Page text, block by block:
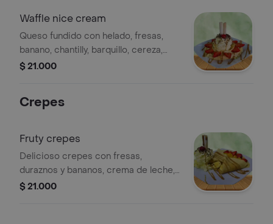
Waffle nice cream
Queso fundido con helado, fresas,
banano, chantilly, barquillo, cereza,
salsa de arequipe, lluvia de chocolate
$ 21.000
Crepes
Fruty crepes
Delicioso crepes con fresas,
duraznos y bananos, crema de leche,
helado de vainilla, queso fundido,
$ 21.000